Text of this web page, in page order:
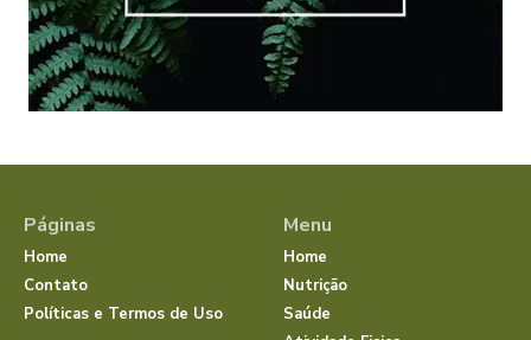
Páginas
Home
Contato
Políticas e Termos de Uso
Menu
Home
Nutrição
Saúde